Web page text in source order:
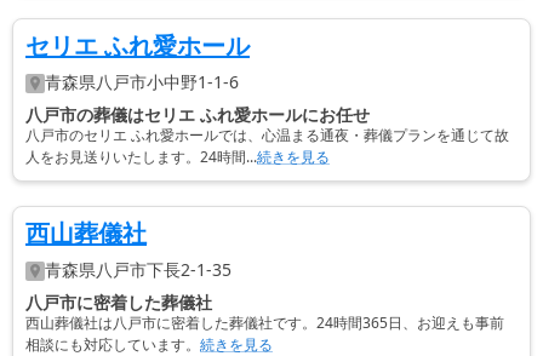
セリエ ふれ愛ホール
青森県八戸市小中野1-1-6
八戸市の葬儀はセリエ ふれ愛ホールにお任せ
八戸市のセリエ ふれ愛ホールでは、心温まる通夜・葬儀プランを通じて故
人をお見送りいたします。24時間...続きを見る
西山葬儀社
青森県八戸市下長2-1-35
八戸市に密着した葬儀社
西山葬儀社は八戸市に密着した葬儀社です。24時間365日、お迎えも事前
相談にも対応しています。 続きを見る